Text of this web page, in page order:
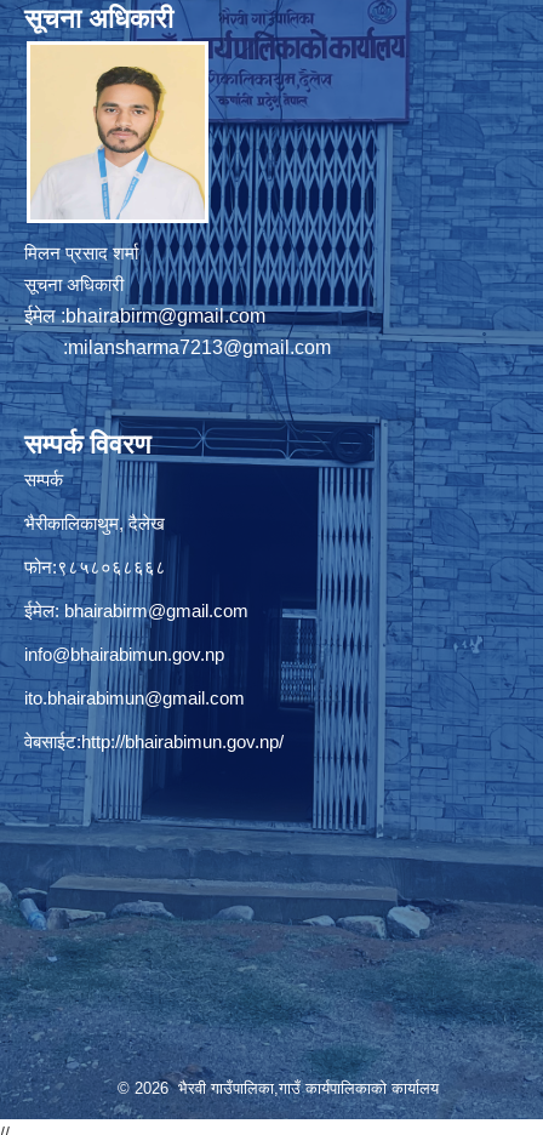
सूचना अधिकारी
मिलन प्रसाद शर्मा
सूचना अधिकारी
ईमेल :bhairabirm@gmail.com
:milansharma7213@gmail.com
सम्पर्क विवरण
सम्पर्क
भैरीकालिकाथुम, दैलेख
फोन:९८५८०६८६६८
ईमेल: bhairabirm@gmail.com
info@bhairabimun.gov.np
ito.bhairabimun@gmail.com
वेबसाईट:http://bhairabimun.gov.np/
© 2026 भैरवी गाउँपालिका,गाउँ कार्यपालिकाको कार्यालय